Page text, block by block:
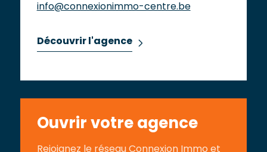
info@connexionimmo-centre.be
Découvrir l'agence
Ouvrir votre agence
Rejoignez le réseau Connexion Immo et